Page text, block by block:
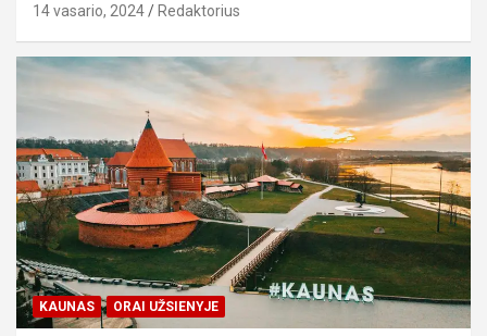
14 vasario, 2024 Redaktorius
KAUNAS ORAI UŽSIENYJE